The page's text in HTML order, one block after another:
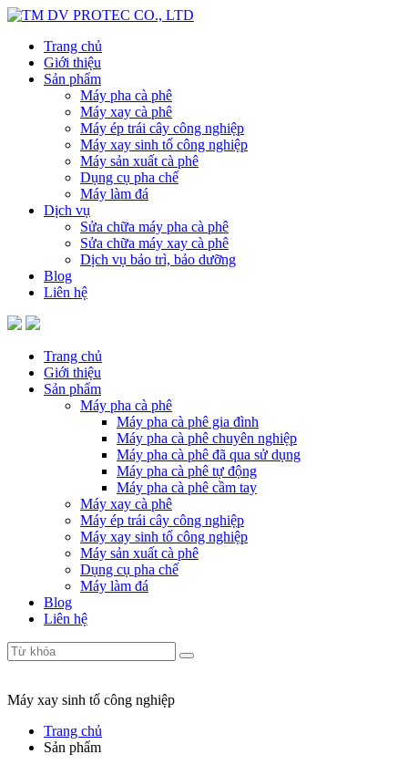
Trang chủ
Giới thiệu
Sản phẩm
Máy pha cà phê
Máy xay cà phê
Máy ép trái cây công nghiệp
Máy xay sinh tố công nghiệp
Máy sản xuất cà phê
Dụng cụ pha chế
Máy làm đá
Dịch vụ
Sửa chữa máy pha cà phê
Sửa chữa máy xay cà phê
Dịch vụ bảo trì, bảo dưỡng
Blog
Liên hệ
Trang chủ
Giới thiệu
Sản phẩm
Máy pha cà phê
Máy pha cà phê gia đình
Máy pha cà phê chuyên nghiệp
Máy pha cà phê đã qua sử dụng
Máy pha cà phê tự động
Máy pha cà phê cầm tay
Máy xay cà phê
Máy ép trái cây công nghiệp
Máy xay sinh tố công nghiệp
Máy sản xuất cà phê
Dụng cụ pha chế
Máy làm đá
Blog
Liên hệ
Máy xay sinh tố công nghiệp
Trang chủ
Sản phẩm